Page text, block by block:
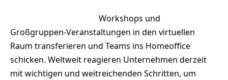
Workshops und
Großgruppen-Veranstaltungen in den virtuellen
Raum transferieren und Teams ins Homeoffice
schicken. Weltweit reagieren Unternehmen derzeit
mit wichtigen und weitreichenden Schritten, um